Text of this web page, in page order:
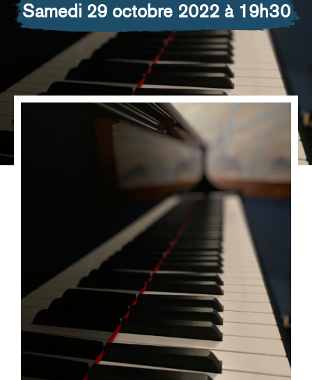
samedi 29 octobre 2022 à 19h30